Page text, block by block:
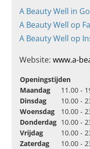
A Beauty Well in
A Beauty Well op
A Beauty Well op
Website: www.a-
Openingstijden
Maandag
11.00 -
Dinsdag
10.00 -
Woensdag
10.00 -
Donderdag 10.00 -
Vrijdag
10.00 -
Zaterdag
10.00 -